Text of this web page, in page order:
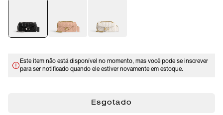
Este item não está disponível no momento, mas você pode se inscrever
para ser notificado quando ele estiver novamente em estoque.
Esgotado